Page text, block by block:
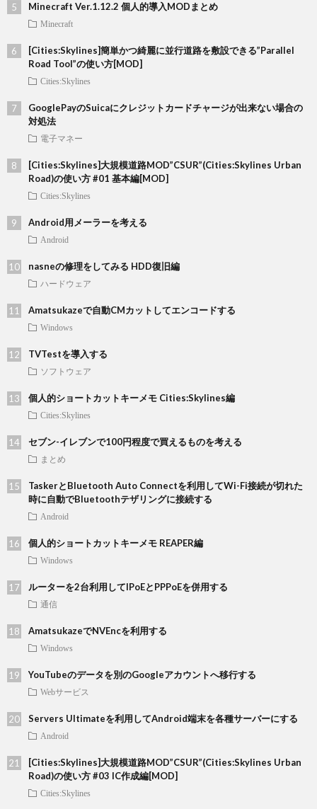
Minecraft Ver.1.12.2 個人的導入MODまとめ
Minecraft
[Cities:Skylines]簡単かつ綺麗に並行道路を敷設できる”Parallel
Road Tool”の使い方[MOD]
Cities:Skylines
GooglePayのSuicaにクレジットカードチャージが出来ない場合の
対処法
電子マネー
[Cities:Skylines]大規模道路MOD”CSUR”(Cities:Skylines Urban
Road)の使い方 #01 基本編[MOD]
Cities:Skylines
Android用メーラーを考える
Android
nasneの修理をしてみる HDD復旧編
ハードウェア
Amatsukazeで自動CMカットしてエンコードする
Windows
TVTestを導入する
ソフトウェア
個人的ショートカットキーメモ Cities:Skylines編
Cities:Skylines
セブン-イレブンで100円程度で買えるものを考える
まとめ
TaskerとBluetooth Auto Connectを利用してWi-Fi接続が切れた
時に自動でBluetoothテザリングに接続する
Android
個人的ショートカットキーメモ REAPER編
Windows
ルーターを2台利用してIPoEとPPPoEを併用する
通信
AmatsukazeでNVEncを利用する
Windows
YouTubeのデータを別のGoogleアカウントへ移行する
Webサービス
Servers Ultimateを利用してAndroid端末を各種サーバーにする
Android
[Cities:Skylines]大規模道路MOD”CSUR”(Cities:Skylines Urban
Road)の使い方 #03 IC作成編[MOD]
Cities:Skylines